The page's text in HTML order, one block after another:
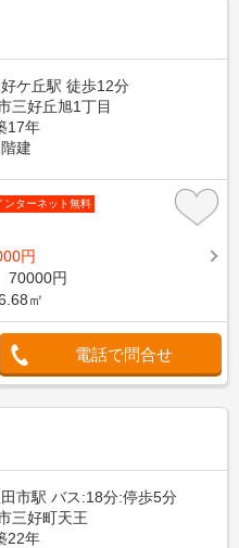
ケ丘駅 徒歩12分
三好丘旭1丁目
17年
建
ンターネット無料
円
70000円
㎡
電話で問合せ
市駅 バス:18分:停歩5分
三好町天王
22年